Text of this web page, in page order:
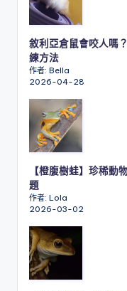
敘利亞倉鼠會咬人嗎
練方法
作者: Bella
2026-04-28
【橙腹樹蛙】珍稀動
題
作者: Lola
2026-03-02